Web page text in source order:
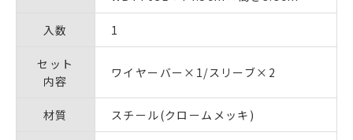
入数 1
セット
内容
ワイヤーバー×1/スリーブ×2
材質 スチール(クロームメッキ)